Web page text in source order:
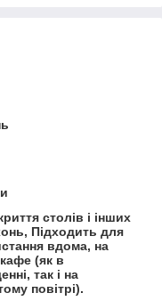
столів і інших
Підходить для
вдома, на
(як в
так і на
повітрі).